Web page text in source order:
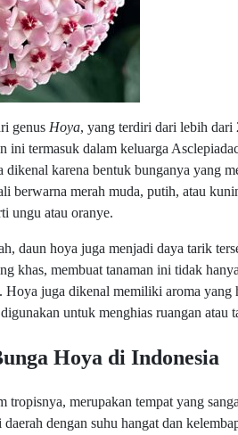
genus Hoya, yang terdiri dari lebih dari
ini termasuk dalam keluarga
karena bentuk bunganya yang
berwarna merah muda, putih, atau
ungu atau oranye.
daun hoya juga menjadi daya tarik
khas, membuat tanaman ini tidak
Hoya juga dikenal memiliki aroma yang
untuk menghias ruangan atau
Hoya di Indonesia
tropisnya, merupakan tempat yang
dengan suhu hangat dan